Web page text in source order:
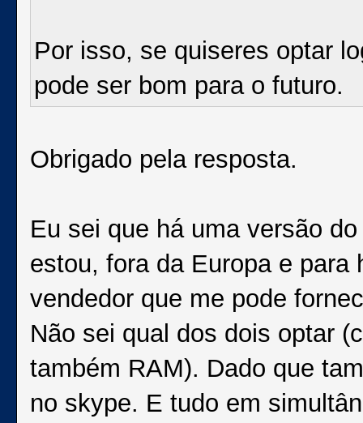
Por isso, se quiseres optar
pode ser bom para o futuro.
Obrigado pela resposta.
Eu sei que há uma versão
estou, fora da Europa e
vendedor que me pode
Não sei qual dos dois optar
também RAM). Dado que
no skype. E tudo em